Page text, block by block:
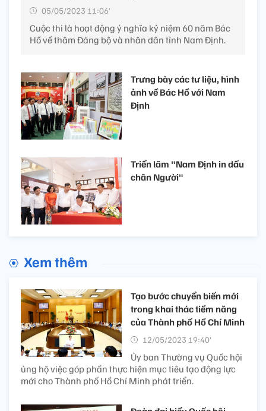
05/05/2023 11:06’
Cuộc thi là hoạt động ý nghĩa kỷ niệm 60 năm Bác
Hồ về thăm Đảng bộ và nhân dân tỉnh Nam Định.
Trưng bày các tư liệu, hình
ảnh về Bác Hồ với Nam
Định
Triển lãm "Nam Định in dấu
chân Người"
Xem thêm
Tạo bước chuyển biến mới
trong khai thác tiềm năng
của Thành phố Hồ Chí Minh
12/05/2023 19:40’
Ủy ban Thường vụ Quốc hội
ủng hộ việc góp phần thực hiện mục tiêu tạo động lực
mới cho Thành phố Hồ Chí Minh phát triển.